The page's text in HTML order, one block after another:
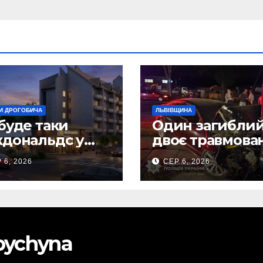
ДРОГОБИЧА
таки
у
(Фото)
6, 2026
ЛЬВІВЩИНА
Один
двоє
внаслідок ДТП
Самбірщині
СЕР 6, 2026